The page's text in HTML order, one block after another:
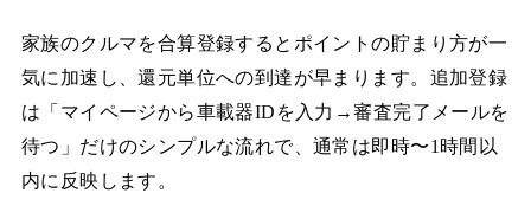
家族のクルマを合算登録するとポイントの貯まり方が一
気に加速し、還元単位への到達が早まります。追加登録
は「マイページから車載器IDを入力→審査完了メールを
待つ」だけのシンプルな流れで、通常は即時〜1時間以
内に反映します。